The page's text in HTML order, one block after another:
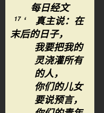
每日经文
17 ‘ 真主说：在
末后的日子，
我要把我的
灵浇灌所有
的人，
你们的儿女
要说预言，